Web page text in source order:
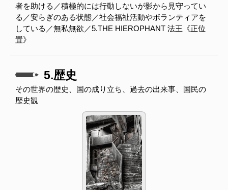
者を助ける／積極的には行動しないが影から見守ってい
る／安らぎのある状態／社会福祉活動やボランティアを
している／無私無欲／5.THE HIEROPHANT 法王《正位
置》
5.歴史
その世界の歴史、国の成り立ち、過去の出来事、国民の
歴史観